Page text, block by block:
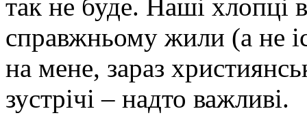
так не буде. Наші
справжньому жили (а не
на мене, зараз
зустрічі – надто важливі.